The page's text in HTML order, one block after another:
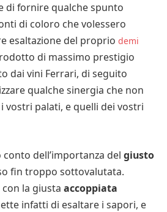
di fornire qualche spunto
di coloro che volessero
esaltazione del proprio demi
di massimo prestigio
dai vini Ferrari, di seguito
qualche sinergia che non
vostri palati, e quelli dei vostri
dell’importanza del giusto
fin troppo sottovalutata.
la giusta accoppiata
infatti di esaltare i sapori, e